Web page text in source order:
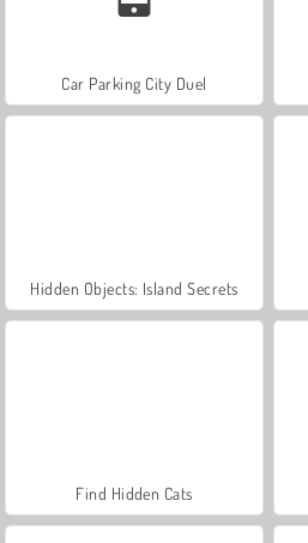
Car Parking City Duel
Hidden Objects: Island Secrets
Find Hidden Cats